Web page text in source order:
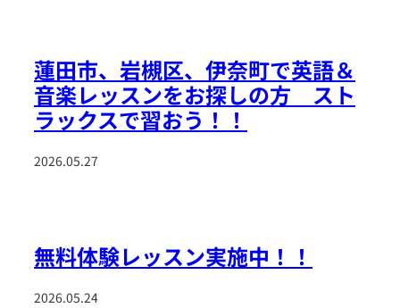
蓮田市、岩槻区、伊奈町で英語＆
音楽レッスンをお探しの方 スト
ラックスで習おう！！
2026.05.27
無料体験レッスン実施中！！
2026.05.24